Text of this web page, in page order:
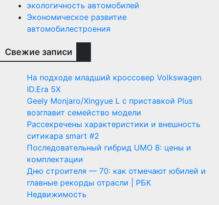
экологичность автомобилей
Экономическое развитие
автомобилестроения
Свежие записи
На подходе младший кроссовер Volkswagen
ID.Era 5X
Geely Monjaro/Xingyue L с приставкой Plus
возглавит семейство модели
Рассекречены характеристики и внешность
ситикара smart #2
Последовательный гибрид UMO 8: цены и
комплектации
Дню строителя — 70: как отмечают юбилей и
главные рекорды отрасли | РБК
Недвижимость